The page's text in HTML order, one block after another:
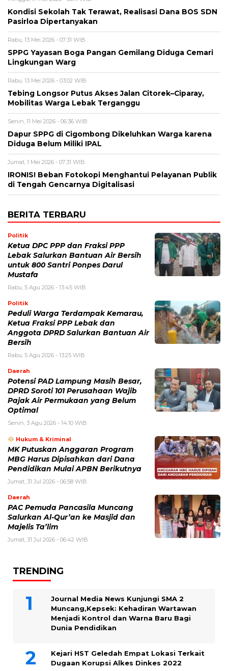
Kondisi Sekolah Tak Terawat, Realisasi Dana BOS SDN
Pasirloa Dipertanyakan
Rabu, 13 Mei 2026 - 07:31 WIB
SPPG Yayasan Boga Pangan Gemilang Diduga Cemari
Lingkungan Warg
Rabu, 13 Mei 2026 - 03:02 WIB
Tebing Longsor Putus Akses Jalan Citorek–Ciparay,
Mobilitas Warga Lebak Terganggu
Senin, 11 Mei 2026 - 06:36 WIB
Dapur SPPG di Cigombong Dikeluhkan Warga karena
Diduga Belum Miliki IPAL
Jumat, 1 Mei 2026 - 07:31 WIB
IRONIS! Beban Fotokopi Menghantui Pelayanan Publik
di Tengah Gencarnya Digitalisasi
BERITA TERBARU
Politik
Ketua DPC PPP dan Fraksi PPP
Lebak Salurkan Bantuan Air Bersih
untuk 800 Santri Ponpes Darul
Mustafa
Rabu, 5 Agu 2026 - 13:45 WIB
Politik
Peduli Warga Terdampak Kemarau,
Ketua Fraksi PPP Lebak dan
Anggota DPRD Salurkan Bantuan Air
Bersih
Rabu, 5 Agu 2026 - 13:25 WIB
Daerah
Potensi PAD Lampung Masih Besar,
DPRD Soroti 101 Perusahaan Wajib
Pajak Air Permukaan yang Belum
Optimal
Senin, 3 Agu 2026 - 14:10 WIB
Hukum & Kriminal
MK Putuskan Anggaran Program
MBG Harus Dipisahkan dari Dana
Pendidikan Mulai APBN Berikutnya
Jumat, 31 Jul 2026 - 06:58 WIB
Daerah
PAC Pemuda Pancasila Muncang
Salurkan Al-Qur’an ke Masjid dan
Majelis Ta’lim
Jumat, 31 Jul 2026 - 06:42 WIB
TRENDING
Journal Media News Kunjungi SMA 2
Muncang,Kepsek: Kehadiran Wartawan
Menjadi Kontrol dan Warna Baru Bagi
Dunia Pendidikan
Kejari HST Geledah Empat Lokasi Terkait
Dugaan Korupsi Alkes Dinkes 2022